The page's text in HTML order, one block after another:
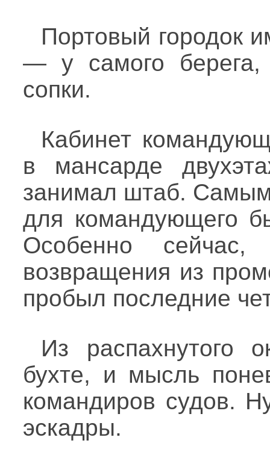
Портовый городок
— у самого
сопки.
Кабинет
в мансарде
занимал штаб.
для командующего
Особенно
возвращения из
пробыл последние
Из распахнутого
бухте, и мысль
командиров судов.
эскадры.